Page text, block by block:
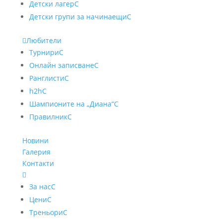
Детски лагерC
Детски групи за начинаещиC
Любители
ТурнириC
Онлайн записванеC
РанглистиC
h2hC
Шампионите на „Диана“C
ПравилникC
Новини
Галерия
Контакти

За насC
ЦениC
ТреньориC